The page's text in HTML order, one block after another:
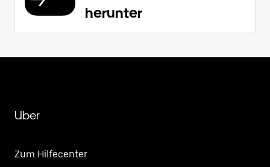
herunter
Uber
Zum Hilfecenter